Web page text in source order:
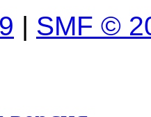
| SMF ©